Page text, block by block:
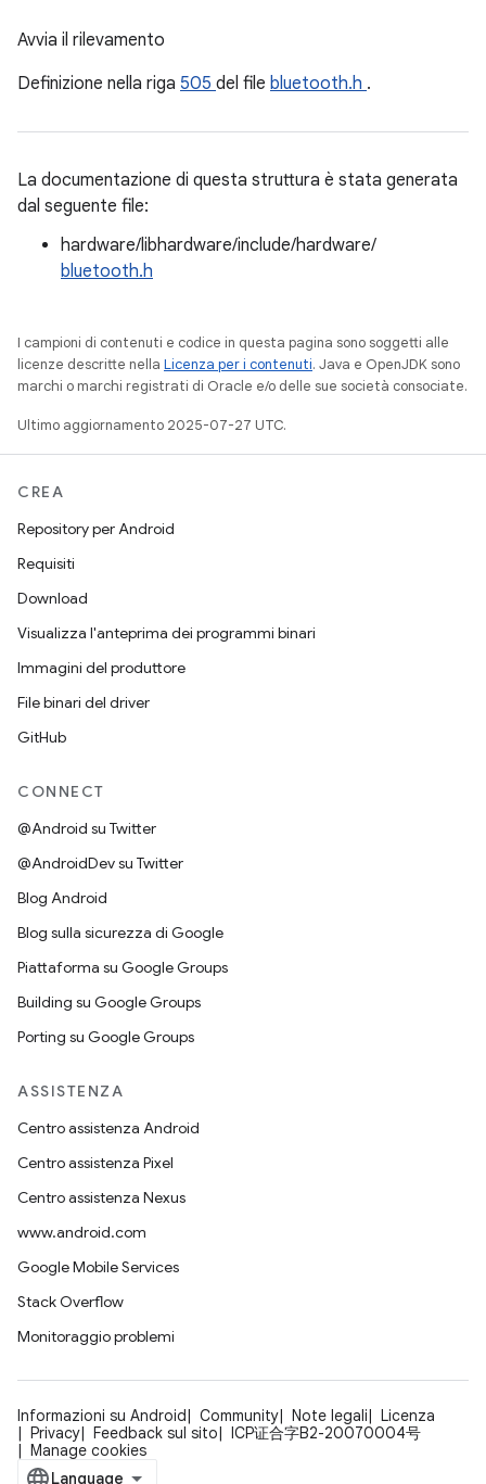
Avvia il rilevamento
Definizione nella riga 505 del file bluetooth.h .
La documentazione di questa struttura è stata generata
dal seguente file:
hardware/libhardware/include/hardware/
bluetooth.h
I campioni di contenuti e codice in questa pagina sono soggetti alle
licenze descritte nella Licenza per i contenuti. Java e OpenJDK sono
marchi o marchi registrati di Oracle e/o delle sue società consociate.
Ultimo aggiornamento 2025-07-27 UTC.
CREA
Repository per Android
Requisiti
Download
Visualizza l'anteprima dei programmi binari
Immagini del produttore
File binari del driver
GitHub
CONNECT
@Android su Twitter
@AndroidDev su Twitter
Blog Android
Blog sulla sicurezza di Google
Piattaforma su Google Groups
Building su Google Groups
Porting su Google Groups
ASSISTENZA
Centro assistenza Android
Centro assistenza Pixel
Centro assistenza Nexus
www.android.com
Google Mobile Services
Stack Overflow
Monitoraggio problemi
Informazioni su Android Community Note legali
Licenza
Privacy
Feedback sul sito
ICP证合字B2-20070004号
Manage cookies